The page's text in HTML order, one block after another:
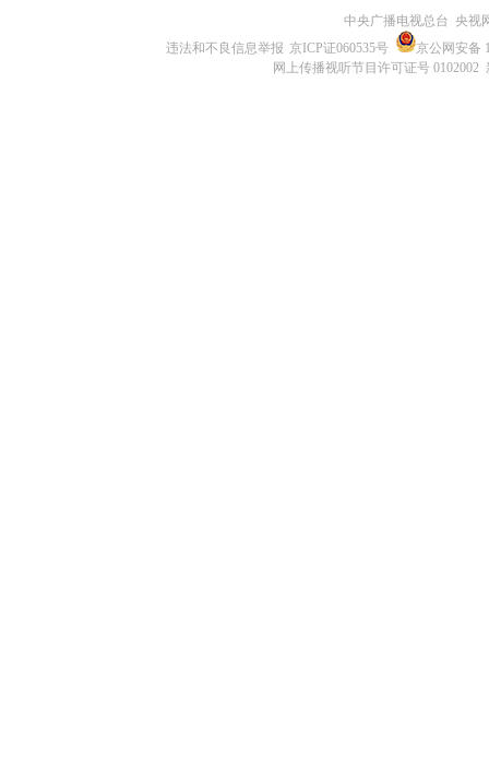
中央广播电视总台 央视
违法和不良信息举报 京ICP证060535号
京公网安备
网上传播视听节目许可证号 0102002